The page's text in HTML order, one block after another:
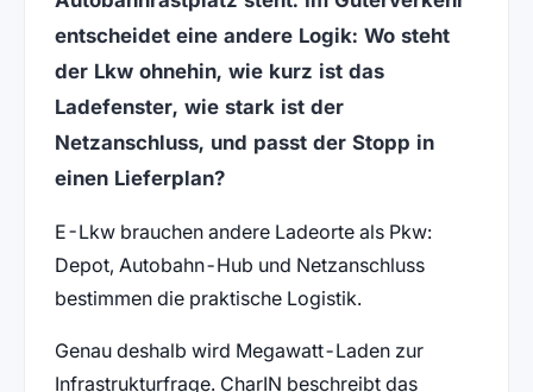
entscheidet eine andere Logik: Wo steht
der Lkw ohnehin, wie kurz ist das
Ladefenster, wie stark ist der
Netzanschluss, und passt der Stopp in
einen Lieferplan?
E-Lkw brauchen andere Ladeorte als Pkw:
Depot, Autobahn-Hub und Netzanschluss
bestimmen die praktische Logistik.
Genau deshalb wird Megawatt-Laden zur
Infrastrukturfrage. CharIN beschreibt das